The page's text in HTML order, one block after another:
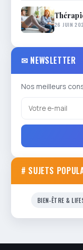
26 JUIN
✉ NEWSLETTER
Nos meilleurs
# SUJETS
BIEN-ÊTRE &